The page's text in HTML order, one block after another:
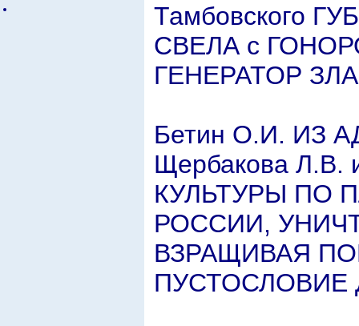
Тамбовского
СВЕЛА с
ГЕНЕРАТОР
Бетин О.И. ИЗ
Щербакова
КУЛЬТУРЫ ПО
РОССИИ,
ВЗРАЩИВАЯ
ПУСТОСЛОВИЕ